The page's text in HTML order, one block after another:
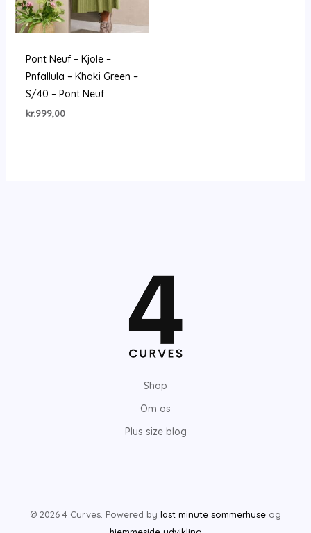
Pont Neuf – Kjole –
Pnfallula – Khaki Green –
S/40 – Pont Neuf
kr.999,00
Shop
Om os
Plus size blog
© 2026 4 Curves. Powered by last minute sommerhuse og